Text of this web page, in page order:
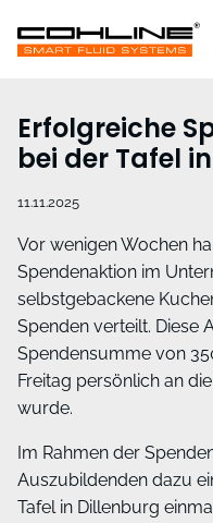
Erfolgreiche
bei der Tafel
11.11.2025
Vor wenigen Wochen
Spendenaktion im
selbstgebackene
Spenden verteilt. Diese
Spendensumme von
Freitag persönlich an
wurde.
Im Rahmen der
Auszubildenden dazu
Tafel in Dillenburg